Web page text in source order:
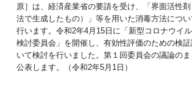
原］は、経済産業省の要請を受け、「界面活性
法で生成したもの）」等を用いた消毒方法につ
行います。令和2年4月15日に「新型コロナウイ
検討委員会」を開催し、有効性評価のための検
いて検討を行いました。第１回委員会の議論の
公表します。（令和2年5月1日）